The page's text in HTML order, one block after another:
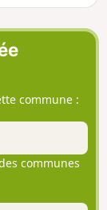
commune :
communes